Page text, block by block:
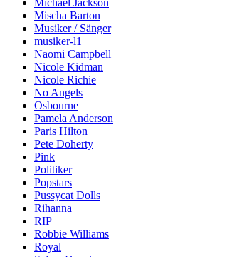
Michael Jackson
Mischa Barton
Musiker / Sänger
musiker-l1
Naomi Campbell
Nicole Kidman
Nicole Richie
No Angels
Osbourne
Pamela Anderson
Paris Hilton
Pete Doherty
Pink
Politiker
Popstars
Pussycat Dolls
Rihanna
RIP
Robbie Williams
Royal